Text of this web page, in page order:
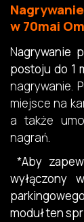
w 70mai
Nagrywanie
postoju do 1
nagrywanie.
miejsce na
a także
nagrań.
*Aby
wyłączony
moduł ten